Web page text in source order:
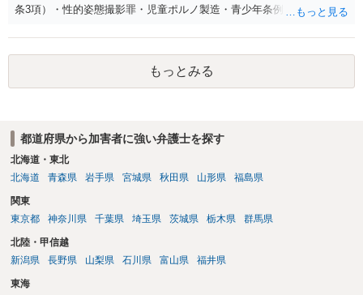
条3項）・性的姿態撮影罪・児童ポルノ製造・青少年条例違反（わいせ
で、警察にバレれば、それなりの捜査を受けるでしょう。
もっとみる
都道府県から加害者に強い弁護士を探す
北海道・東北
北海道
青森県 岩手県 宮城県 秋田県 山形県 福島県
関東
東京都
神奈川県 千葉県 埼玉県 茨城県 栃木県 群馬県
北陸・甲信越
新潟県
長野県 山梨県 石川県 富山県 福井県
東海